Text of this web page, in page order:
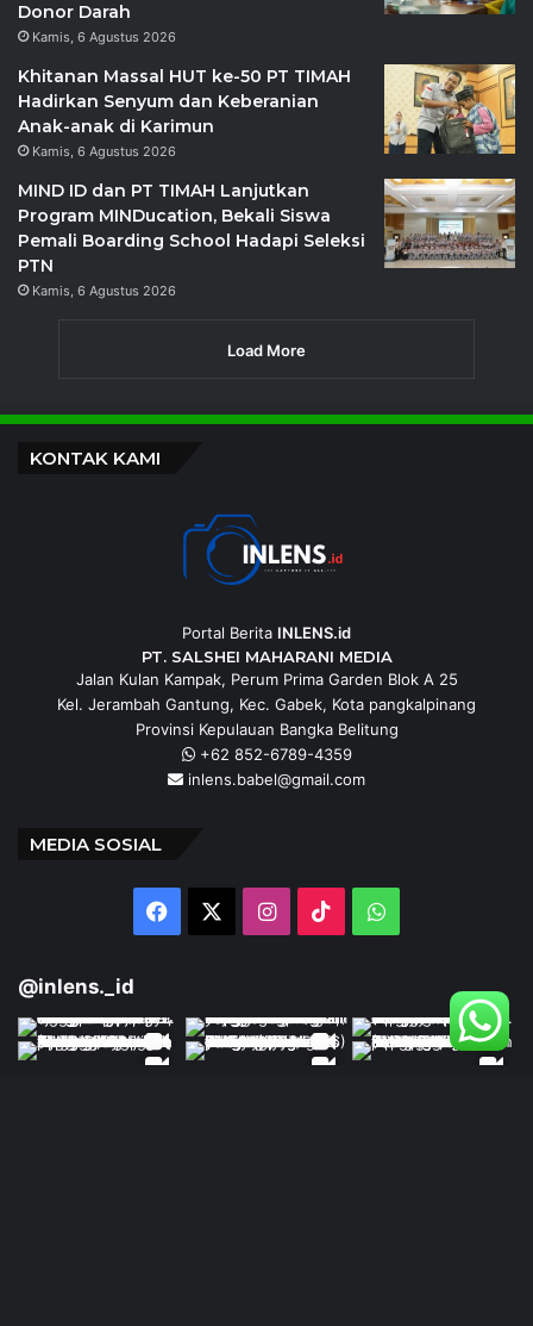
Donor Darah
Kamis, 6 Agustus 2026
Khitanan Massal HUT ke-50 PT TIMAH
Hadirkan Senyum dan Keberanian
Anak-anak di Karimun
Kamis, 6 Agustus 2026
MIND ID dan PT TIMAH Lanjutkan
Program MINDucation, Bekali Siswa
Pemali Boarding School Hadapi Seleksi
PTN
Kamis, 6 Agustus 2026
Load More
KONTAK KAMI
Portal Berita INLENS.id
PT. SALSHEI MAHARANI MEDIA
Jalan Kulan Kampak, Perum Prima Garden Blok A 25
Kel. Jerambah Gantung, Kec. Gabek, Kota pangkalpinang
Provinsi Kepulauan Bangka Belitung
+62 852-6789-4359
inlens.babel@gmail.com
MEDIA SOSIAL
Facebook Instagram
TikTokWhatsApp
@inlens._id